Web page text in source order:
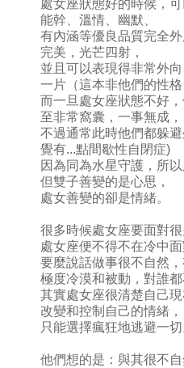
處女座狀態好的時候，
能幹、溫情、幽默、
有內涵等優良品質完全
完美，光芒四射，
並且可以表現得非常外
一片（這本非他們的性格
而一旦處女座狀態不好
至非常窩囊，一事無成，
不過通常此時他們都躲
覺有...點間歇性自閉症)
因為同為水星守護，所
但雙子善變的是心思，
處女善變的卻是情緒。
很多時候處女座要面對
處女座便不得不在冷中面
要麼說話做事很不自然
極度冷漠和被動，對誰都
其實處女座很清楚自己
改變和控制自己的情緒，
只能選擇瘋狂地逃避一切
他們想的是：與其很不